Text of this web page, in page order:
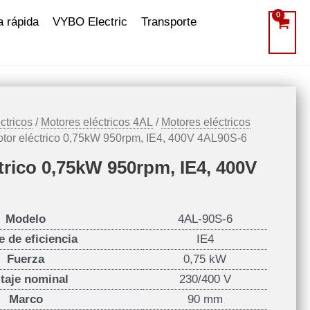
rápida VYBO Electric Transporte
/ Motores eléctricos 4AL / Motores eléctricos
eléctrico 0,75kW 950rpm, IE4, 400V 4AL90S-6
0,75kW 950rpm, IE4, 400V
Modelo
4AL-90S-6
de eficiencia
IE4
Fuerza
0,75 kW
nominal
230/400 V
Marco
90 mm